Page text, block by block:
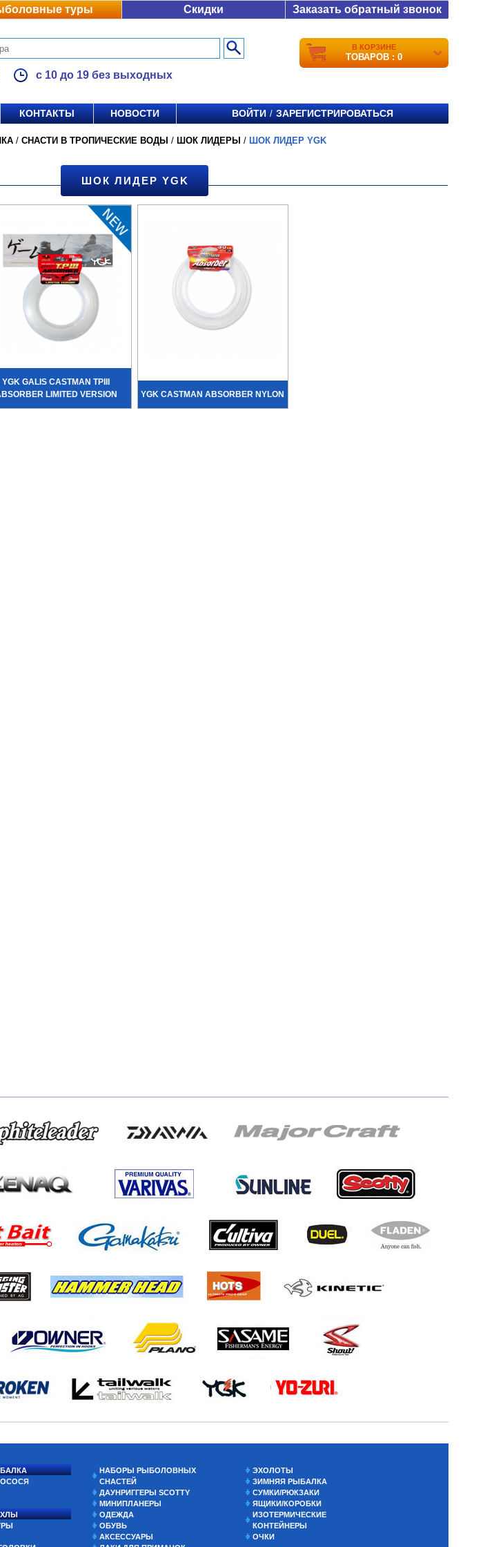
туры Скидки Заказать обратный звонок
с 10 до 19 без выходных
В КОРЗИНЕ
ТОВАРОВ : 0
КОНТАКТЫ НОВОСТИ ВОЙТИ / ЗАРЕГИСТРИРОВАТЬСЯ
/ СНАСТИ В ТРОПИЧЕСКИЕ ВОДЫ / ШОК ЛИДЕРЫ / ШОК ЛИДЕР YGK
ШОК ЛИДЕР YGK
YGK GALIS CASTMAN TPIII
LIMITED VERSION
YGK CASTMAN ABSORBER NYLON
НАБОРЫ РЫБОЛОВНЫХ
СНАСТЕЙ
ДАУНРИГГЕРЫ SCOTTY
МИНИПЛАНЕРЫ
ОДЕЖДА
ОБУВЬ
АКСЕССУАРЫ
ЭХОЛОТЫ
ЗИМНЯЯ РЫБАЛКА
СУМКИ/РЮКЗАКИ
ЯЩИКИ/КОРОБКИ
ИЗОТЕРМИЧЕСКИЕ
КОНТЕЙНЕРЫ
ОЧКИ